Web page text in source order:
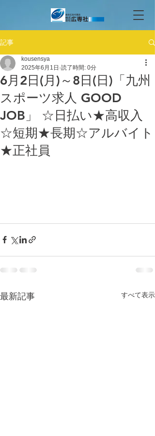
記事
6月2日(月)～8日(日)「九州
スポーツ求人 GOOD
JOB」 ☆日払い★高収入
☆短期★長期☆アルバイト
★正社員
kousensya
2025年6月1日 読了時間: 0分
最新記事 すべて表示